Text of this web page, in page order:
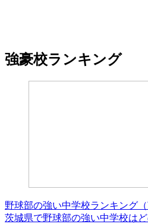
強豪校ランキング
野球部の強い中学校ランキング（
茨城県で野球部の強い中学校は